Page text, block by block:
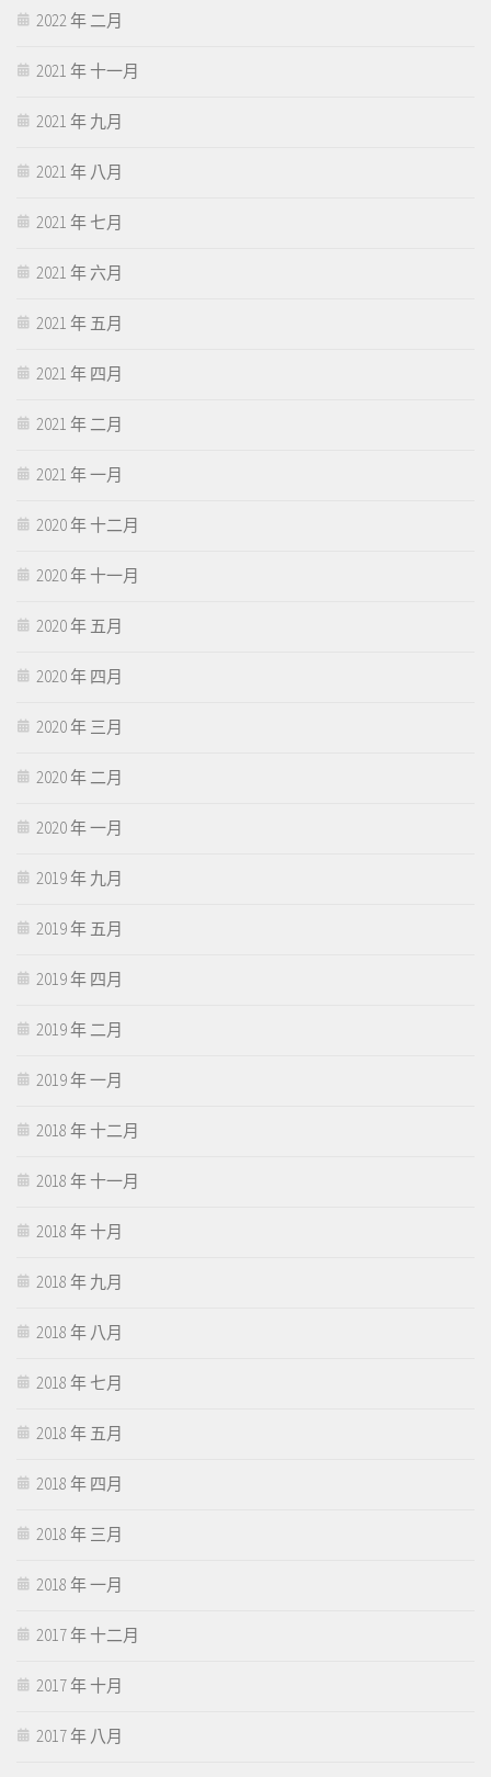
2022 年 二月
2021 年 十一月
2021 年 九月
2021 年 八月
2021 年 七月
2021 年 六月
2021 年 五月
2021 年 四月
2021 年 二月
2021 年 一月
2020 年 十二月
2020 年 十一月
2020 年 五月
2020 年 四月
2020 年 三月
2020 年 二月
2020 年 一月
2019 年 九月
2019 年 五月
2019 年 四月
2019 年 二月
2019 年 一月
2018 年 十二月
2018 年 十一月
2018 年 十月
2018 年 九月
2018 年 八月
2018 年 七月
2018 年 五月
2018 年 四月
2018 年 三月
2018 年 一月
2017 年 十二月
2017 年 十月
2017 年 八月